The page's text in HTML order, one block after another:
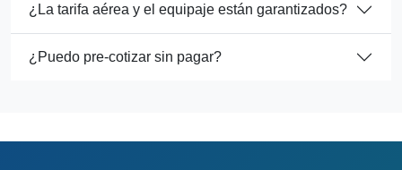
¿La tarifa aérea y el equipaje están garantizados?
¿Puedo pre-cotizar sin pagar?